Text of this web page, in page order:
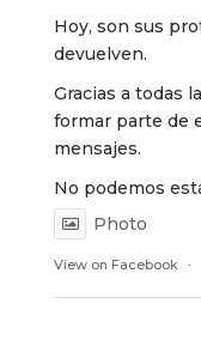
Hoy, son sus
devuelven.
Gracias a todas
formar parte de
mensajes.
No podemos
Photo
View on Facebook ·